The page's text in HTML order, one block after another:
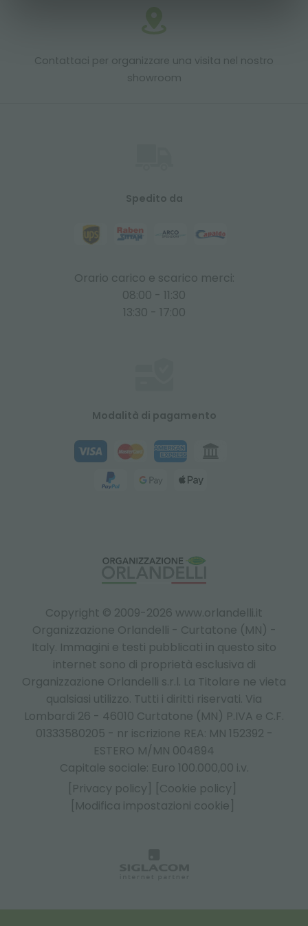
Contattaci per organizzare una visita nel nostro
showroom
Copyright © 2009-2026 www.orlandelli.it
Organizzazione Orlandelli - Curtatone (MN) -
Italy. Immagini e testi pubblicati in questo sito
internet sono di proprietà esclusiva di
Organizzazione Orlandelli s.r.l. La Titolare ne vieta
qualsiasi utilizzo. Tutti i diritti riservati. Via
Lombardi 26 - 46010 Curtatone (MN) P.IVA e C.F.
01333580205 - nr iscrizione REA: MN 152392 -
ESTERO M/MN 004894
Capitale sociale: Euro 100.000,00 i.v.
[Privacy policy]
[Cookie policy]
[Modifica impostazioni cookie]
Spedito da
Orario carico e scarico merci:
08:00 - 11:30
13:30 - 17:00
Modalità di pagamento